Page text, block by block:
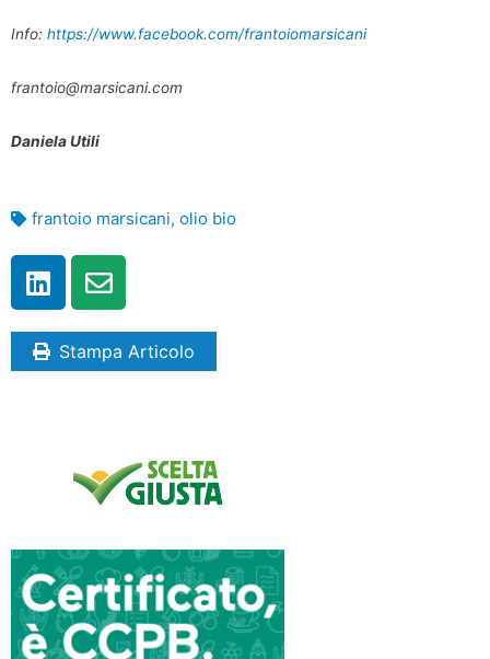
Info: https://www.facebook.com/frantoiomarsicani
frantoio@marsicani.com
Daniela Utili
frantoio marsicani, olio bio
Stampa Articolo